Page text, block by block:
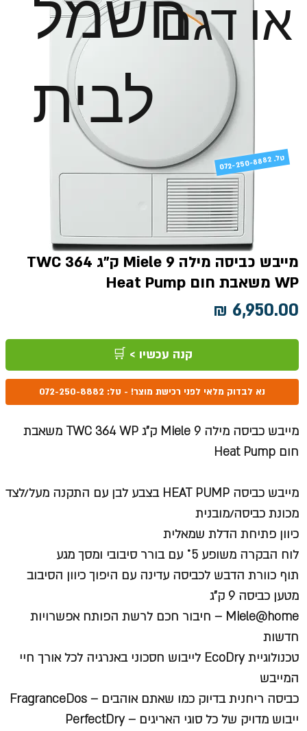
או דגם
לבית
מייבש כביסה מילה Miele 9 ק"ג TWC 364
WP משאבת חום Heat Pump
קנה עכשיו > 🛒
נא לבדוק מלאי לפני רכישת מוצר! - טל: 072-250-8882
מייבש כביסה מילה Miele 9 ק"ג TWC 364 WP משאבת
חום Heat Pump
מייבש כביסה HEAT PUMP בצבע לבן עם התקנה מעל/לצד
מכונת כביסה/מובנית
כיוון פתיחת הדלת שמאלית
לוח הבקרה משופע 5˚ עם בורר סיבובי ומסך מגע
תוף כוורת הדבש לכביסה עדינה עם היפוך כיוון הסיבוב
מטען כביסה 9 ק"ג
Miele@home – חיבור חכם לרשת הפותח אפשרויות
חדשות
טכנולוגיית EcoDry לייבוש חסכוני באנרגיה לכל אורך חיי
המייבש
כביסה ריחנית בדיוק כמו שאתם אוהבים – FragranceDos
ייבוש מדויק של כל סוגי האריגים – PerfectDry
072-250-8882 .טל